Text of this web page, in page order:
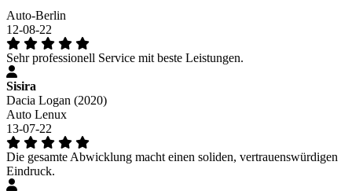
Auto-Berlin
12-08-22
Sehr professionell Service mit beste Leistungen.
Sisira
Dacia Logan (2020)
Auto Lenux
13-07-22
Die gesamte Abwicklung macht einen soliden, vertrauenswürdigen
Eindruck.